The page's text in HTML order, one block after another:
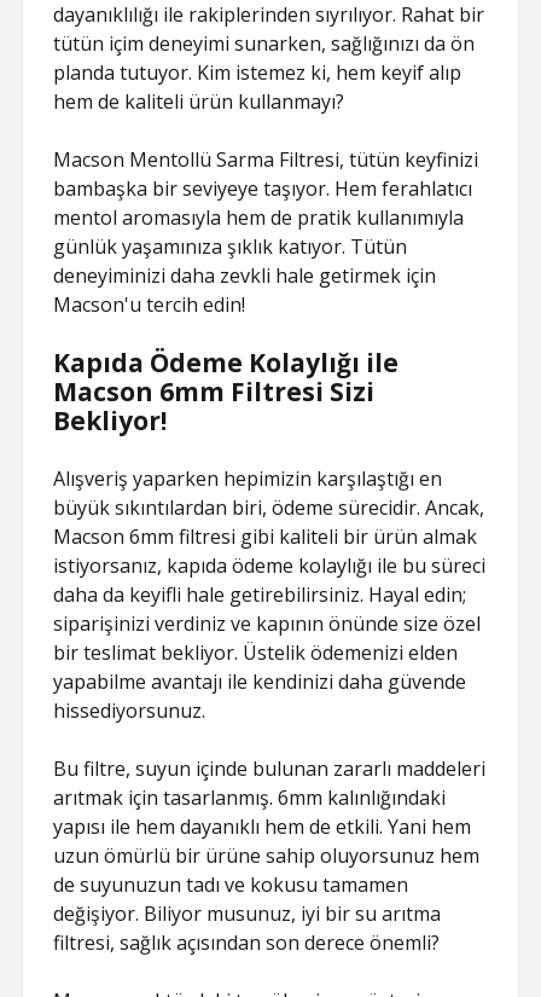
dayanıklılığı ile rakiplerinden sıyrılıyor. Rahat bir
tütün içim deneyimi sunarken, sağlığınızı da ön
planda tutuyor. Kim istemez ki, hem keyif alıp
hem de kaliteli ürün kullanmayı?
Macson Mentollü Sarma Filtresi, tütün keyfinizi
bambaşka bir seviyeye taşıyor. Hem ferahlatıcı
mentol aromasıyla hem de pratik kullanımıyla
günlük yaşamınıza şıklık katıyor. Tütün
deneyiminizi daha zevkli hale getirmek için
Macson'u tercih edin!
Kapıda Ödeme Kolaylığı ile
Macson 6mm Filtresi Sizi
Bekliyor!
Alışveriş yaparken hepimizin karşılaştığı en
büyük sıkıntılardan biri, ödeme sürecidir. Ancak,
Macson 6mm filtresi gibi kaliteli bir ürün almak
istiyorsanız, kapıda ödeme kolaylığı ile bu süreci
daha da keyifli hale getirebilirsiniz. Hayal edin;
siparişinizi verdiniz ve kapının önünde size özel
bir teslimat bekliyor. Üstelik ödemenizi elden
yapabilme avantajı ile kendinizi daha güvende
hissediyorsunuz.
Bu filtre, suyun içinde bulunan zararlı maddeleri
arıtmak için tasarlanmış. 6mm kalınlığındaki
yapısı ile hem dayanıklı hem de etkili. Yani hem
uzun ömürlü bir ürüne sahip oluyorsunuz hem
de suyunuzun tadı ve kokusu tamamen
değişiyor. Biliyor musunuz, iyi bir su arıtma
filtresi, sağlık açısından son derece önemli?